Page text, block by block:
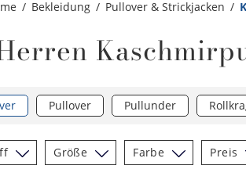
Bekleidung Pullover & Strickjacken
Pullover Pullunder
Größe Farbe Preis